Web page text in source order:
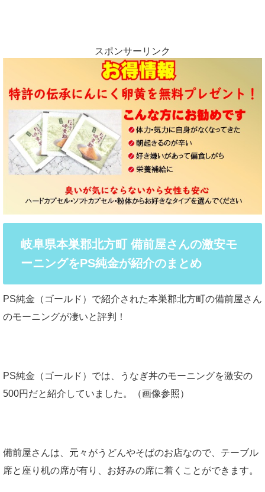
スポンサーリンク
岐阜県本巣郡北方町 備前屋さんの激安モ
ーニングをPS純金が紹介のまとめ
PS純金（ゴールド）で紹介された本巣郡北方町の備前屋さん
のモーニングが凄いと評判！
PS純金（ゴールド）では、うなぎ丼のモーニングを激安の
500円だと紹介していました。（画像参照）
備前屋さんは、元々がうどんやそばのお店なので、テーブル
席と座り机の席が有り、お好みの席に着くことができます。